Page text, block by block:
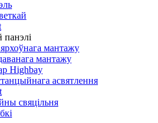
панэлі
мантажу
мантажу
Highbay
асвятлення
свяцільня